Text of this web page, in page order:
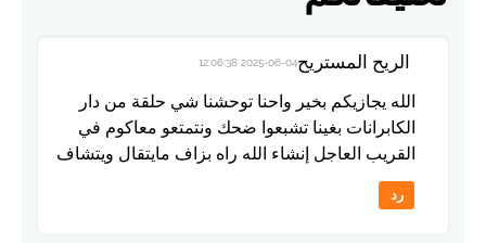
الريح المستريح2025-06-04 12:06:38
الله يجازيكم بخير واحنا توحشنا شي حلقة من دار
الكابرانات بغينا تشبعوا ضحك ونتمتعو معاكوم في
القريب العاجل إنشاء الله راه بزاف مايتقال ويتشاف
رد